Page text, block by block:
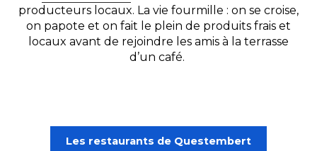
producteurs locaux. La vie fourmille : on se croise,
on papote et on fait le plein de produits frais et
locaux avant de rejoindre les amis à la terrasse
d’un café.
Les restaurants de Questembert